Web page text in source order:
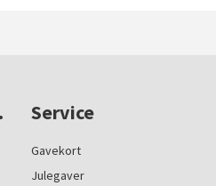
Service
Gavekort
Julegaver